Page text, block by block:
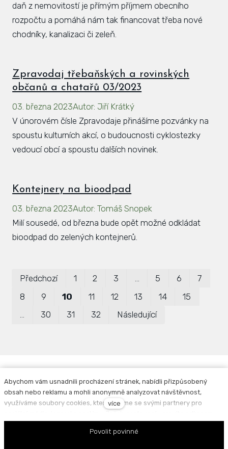
daň z nemovitostí je přímým příjmem obecního
rozpočtu a pomáhá nám tak financovat třeba nové
chodníky, kanalizaci či zeleň.
Zpravodaj třebaňských a rovinských
občanů a chatařů 03/2023
03. března 2023Autor: Jiří Krátký
V únorovém čísle Zpravodaje přinášíme pozvánky na
spoustu kulturních akcí, o budoucnosti cyklostezky
vedoucí obcí a spoustu dalších novinek.
Kontejnery na bioodpad
03. března 2023Autor: Tomáš Snopek
Milí sousedé, od března bude opět možné odkládat
bioodpad do zelených kontejnerů.
Předchozí 1 2 3 5 6
7
8
9 10 11 12 13 14
15
…
30 31 32 Následující
Facebook Instagram
Povinně zveřejňované informace|Zpracování
osobních údajů
Abychom vám usnadnili procházení stránek, nabídli přizpůsobený
obsah nebo reklamu a mohli anonymně analyzovat návštěvnost,
využíváme soubory cookies, které sdílíme se svými partnery pro
Podrobnější informace najdete v našich Zásadách ochrany osobních
více
Povolit povinné